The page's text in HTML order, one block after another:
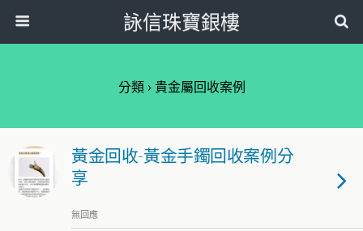
詠信珠寶銀樓
分類 › 貴金屬回收案例
黃金回收-黃金手鐲回收案例分
享
無回應